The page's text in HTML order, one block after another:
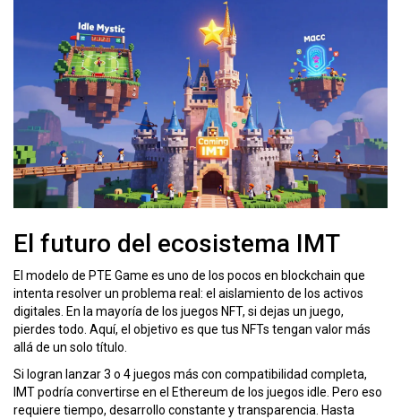
El futuro del ecosistema IMT
El modelo de PTE Game es uno de los pocos en blockchain que
intenta resolver un problema real: el aislamiento de los activos
digitales. En la mayoría de los juegos NFT, si dejas un juego,
pierdes todo. Aquí, el objetivo es que tus NFTs tengan valor más
allá de un solo título.
Si logran lanzar 3 o 4 juegos más con compatibilidad completa,
IMT podría convertirse en el Ethereum de los juegos idle. Pero eso
requiere tiempo, desarrollo constante y transparencia. Hasta